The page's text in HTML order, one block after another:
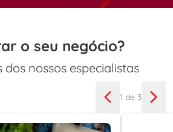
o seu negócio?
dos nossos especialistas
1 de 3